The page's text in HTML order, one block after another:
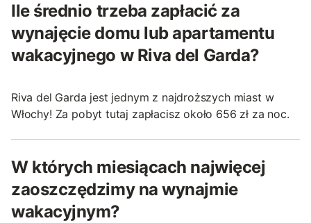
Ile średnio trzeba zapłacić za
wynajęcie domu lub apartamentu
wakacyjnego w Riva del Garda?
Riva del Garda jest jednym z najdroższych miast w
Włochy! Za pobyt tutaj zapłacisz około 656 zł za noc.
W których miesiącach najwięcej
zaoszczędzimy na wynajmie
wakacyjnym?